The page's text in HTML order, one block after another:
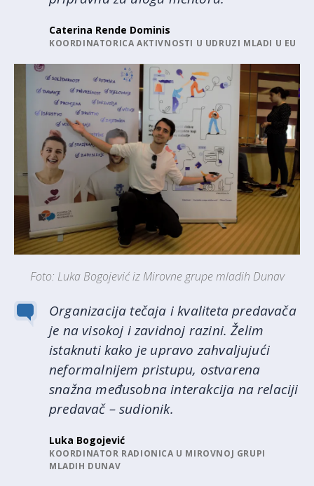
Caterina Rende Dominis
KOORDINATORICA AKTIVNOSTI U UDRUZI MLADI U EU
Foto: Luka Bogojević iz Mirovne grupe mladih Dunav
Organizacija tečaja i kvaliteta predavača
je na visokoj i zavidnoj razini. Želim
istaknuti kako je upravo zahvaljujući
neformalnijem pristupu, ostvarena
snažna međusobna interakcija na relaciji
predavač – sudionik.
Luka Bogojević
KOORDINATOR RADIONICA U MIROVNOJ GRUPI
MLADIH DUNAV